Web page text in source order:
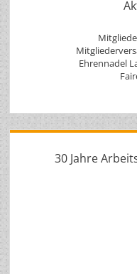
Ehrennadel
30 Jahre